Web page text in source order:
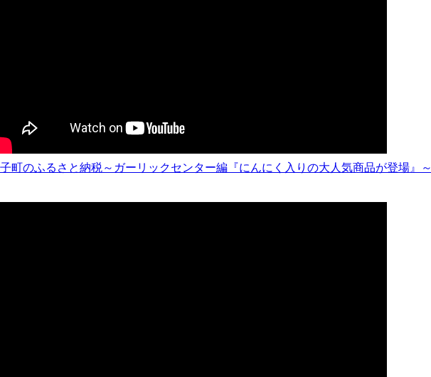
町のふるさと納税～ガーリックセンター編『にんにく入りの大人気商品が登場』～